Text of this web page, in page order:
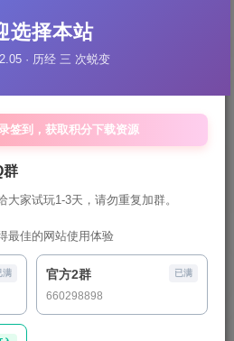
限时特惠
15
录！建议登陆后购买，可保存购买订单
解压密码：www.9417ym.com
同意此说明
选择本站
· 历经 三 次蜕变
签到，获取积分下载资源
群
家试玩1-3天，请勿重复加群。
最佳的网站使用体验
满 官方2群
660298898
已满